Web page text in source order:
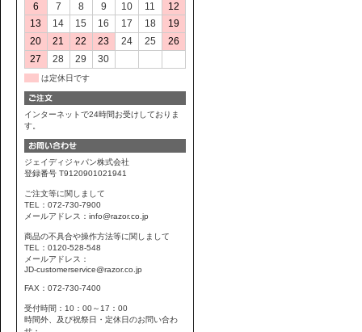
6
7 8 9 10 11
12
13
14 15 16 17 18
19
20
21 22 23 24 25
26
27
28 29 30
は定休日です
インターネットで24時間お受けしておりま
す。
ジェイディジャパン株式会社
登録番号 T9120901021941
ご注文等に関しまして
TEL：072-730-7900
メールアドレス：info@razor.co.jp
商品の不具合や操作方法等に関しまして
TEL：0120-528-548
メールアドレス：
JD-customerservice@razor.co.jp
FAX：072-730-7400
受付時間：10：00～17：00
時間外、及び祝祭日・定休日のお問い合わ